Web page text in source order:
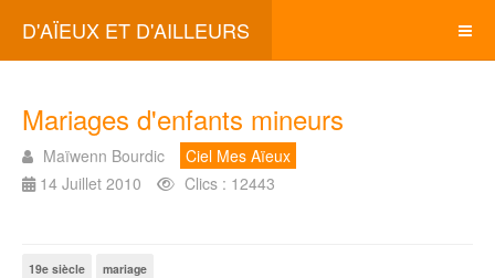
D'AÏEUX ET D'AILLEURS
Mariages d'enfants mineurs
Maïwenn Bourdic
Ciel Mes Aïeux
14 Juillet 2010
Clics : 12443
19e siècle mariage